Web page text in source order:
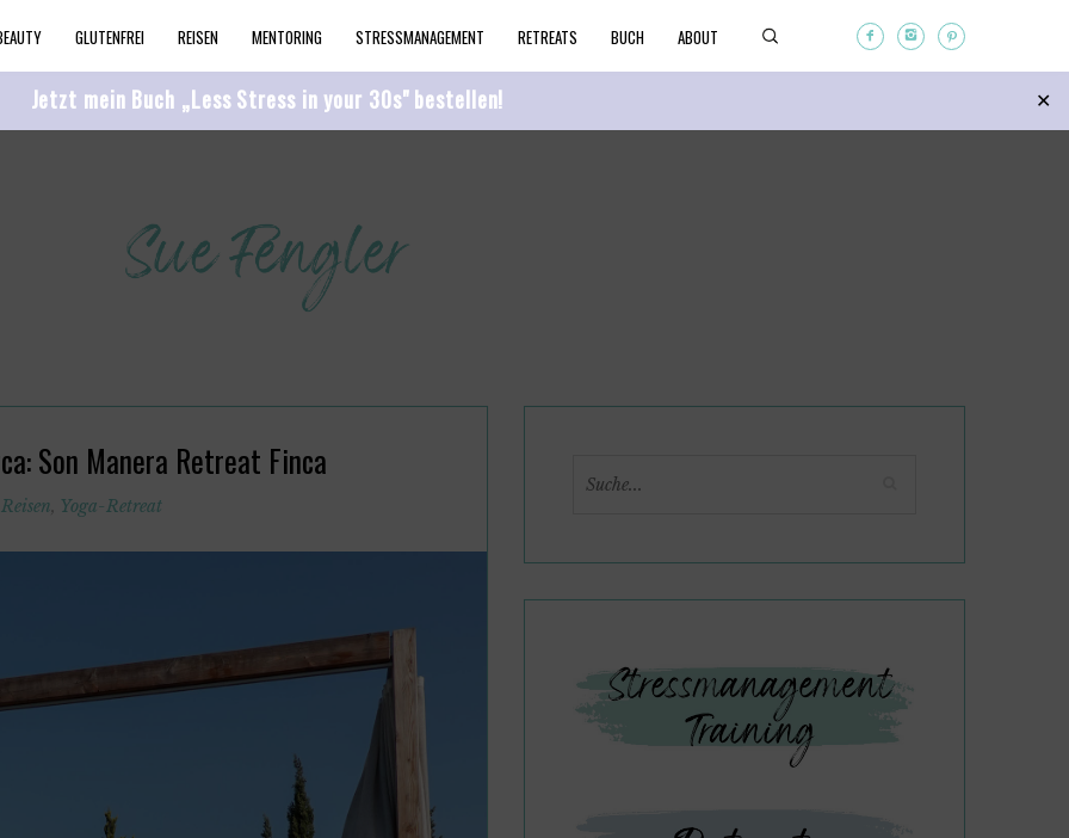
Jetzt mein Buch „Less Stress in your 30s" bestellen! ✕
GLUTENFREI REISEN MENTORING STRESSMANAGEMENT RETREATS BUCH ABOUT Search
Son Manera Retreat Finca
Reisen, Yoga-Retreat